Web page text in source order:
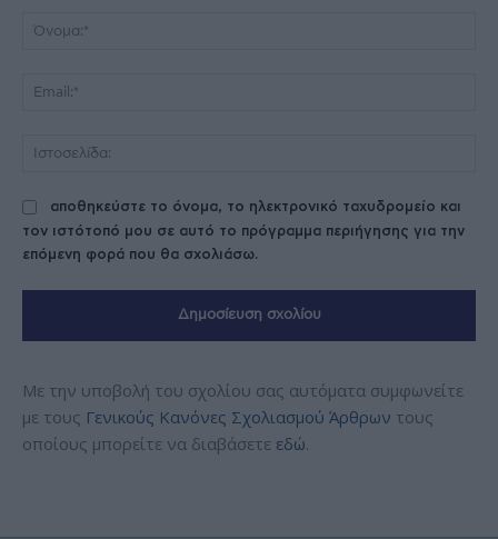
αποθηκεύστε το όνομα, το ηλεκτρονικό ταχυδρομείο και
τον ιστότοπό μου σε αυτό το πρόγραμμα περιήγησης για την
επόμενη φορά που θα σχολιάσω.
Με την υποβολή του σχολίου σας αυτόματα συμφωνείτε
με τους Γενικούς Κανόνες Σχολιασμού Άρθρων τους
οποίους μπορείτε να διαβάσετε εδώ.